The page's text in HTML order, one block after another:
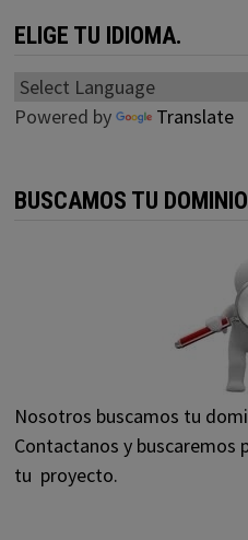
ELIGE TU IDIOMA.
Powered by Translate
BUSCAMOS TU
Nosotros buscamos tu
Contactanos y buscaremos
tu proyecto.